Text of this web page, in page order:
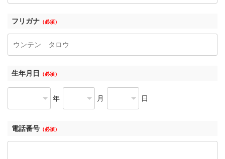
フリガナ （必須）
生年月日 （必須）
年 月 日
電話番号 （必須）